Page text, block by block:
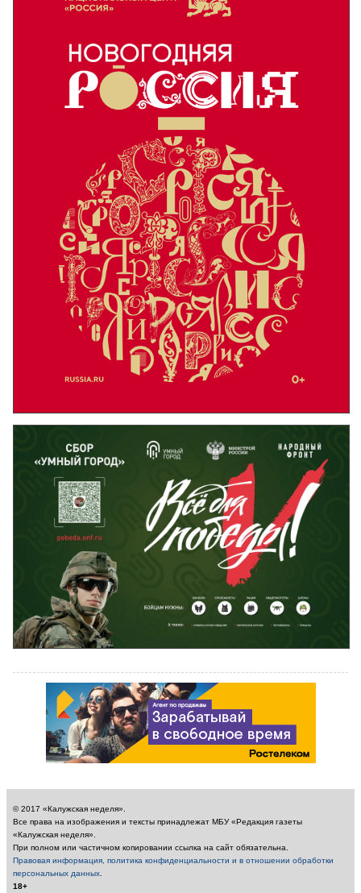
© 2017 «Калужская неделя».
Все права на изображения и тексты принадлежат МБУ «Редакция газеты
«Калужская неделя».
При полном или частичном копировании ссылка на сайт обязательна.
Правовая информация, политика конфиденциальности и в отношении обработки
персональных данных
18+